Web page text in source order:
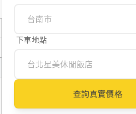
下車地點
查詢真實價格